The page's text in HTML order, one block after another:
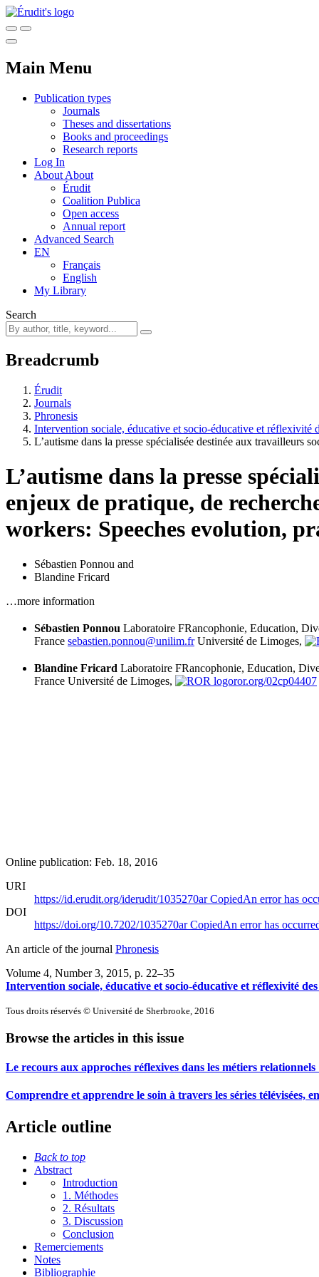
Main Menu
Publication types
Journals
Theses and dissertations
Books and proceedings
Research reports
Log In
About About
Érudit
Coalition Publica
Open access
Annual report
Advanced Search
EN
Français
English
My Library
Search
Breadcrumb
Érudit
Journals
Phronesis
Intervention sociale, éducative et socio-éducative et réflexivité
L’autisme dans la presse spécialisée destinée aux travailleurs
L’autisme dans la presse
enjeux de pratique, de
workers: Speeches evolution,
Sébastien Ponnou and
Blandine Fricard
…more information
Sébastien Ponnou Laboratoire FRancophonie, Education,
France sebastien.ponnou@unilim.fr Université de Limoges,
Blandine Fricard Laboratoire FRancophonie, Education,
France Université de Limoges, ror.org/02cp04407
Online publication: Feb. 18, 2016
URI
https://id.erudit.org/iderudit/1035270arCopiedAn error has
DOI
https://doi.org/10.7202/1035270arCopiedAn error has
An article of the journal Phronesis
Volume 4, Number 3, 2015, p. 22–35
Intervention sociale, éducative et socio-éducative et réflexivité
Tous droits réservés © Université de Sherbrooke, 2016
Browse the articles in this issue
Le recours aux approches réflexives dans les métiers
Comprendre et apprendre le soin à travers les séries télévisées,
Article outline
Back to top
Abstract
Introduction
1. Méthodes
2. Résultats
3. Discussion
Conclusion
Remerciements
Notes
Bibliographie